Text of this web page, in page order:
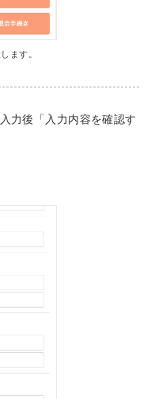
ます。
力後「入力内容を確認す